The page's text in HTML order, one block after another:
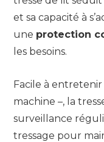
et sa capacité à
une protection
les besoins.
Facile à
machine –, la
surveillance
tressage pour